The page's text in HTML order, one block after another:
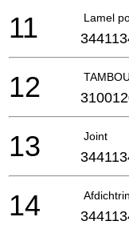
Lamel
11
12
Joint
13
14